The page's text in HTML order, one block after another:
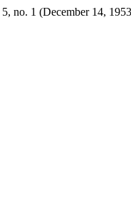
5, no. 1 (December 14,